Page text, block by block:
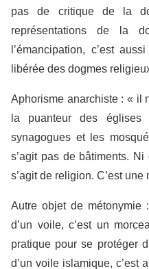
pas de critique de la
représentations de la
l’émancipation, c’est
libérée des dogmes
Aphorisme anarchiste : « il
la puanteur des
synagogues et les
s’agit pas de bâtiments. Ni
s’agit de religion. C’est une
Autre objet de métonymie
d’un voile, c’est un
pratique pour se protéger
d’un voile islamique, c’est